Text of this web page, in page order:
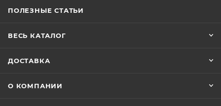
ПОЛЕЗНЫЕ СТАТЬИ
ВЕСЬ КАТАЛОГ
ДОСТАВКА
О КОМПАНИИ